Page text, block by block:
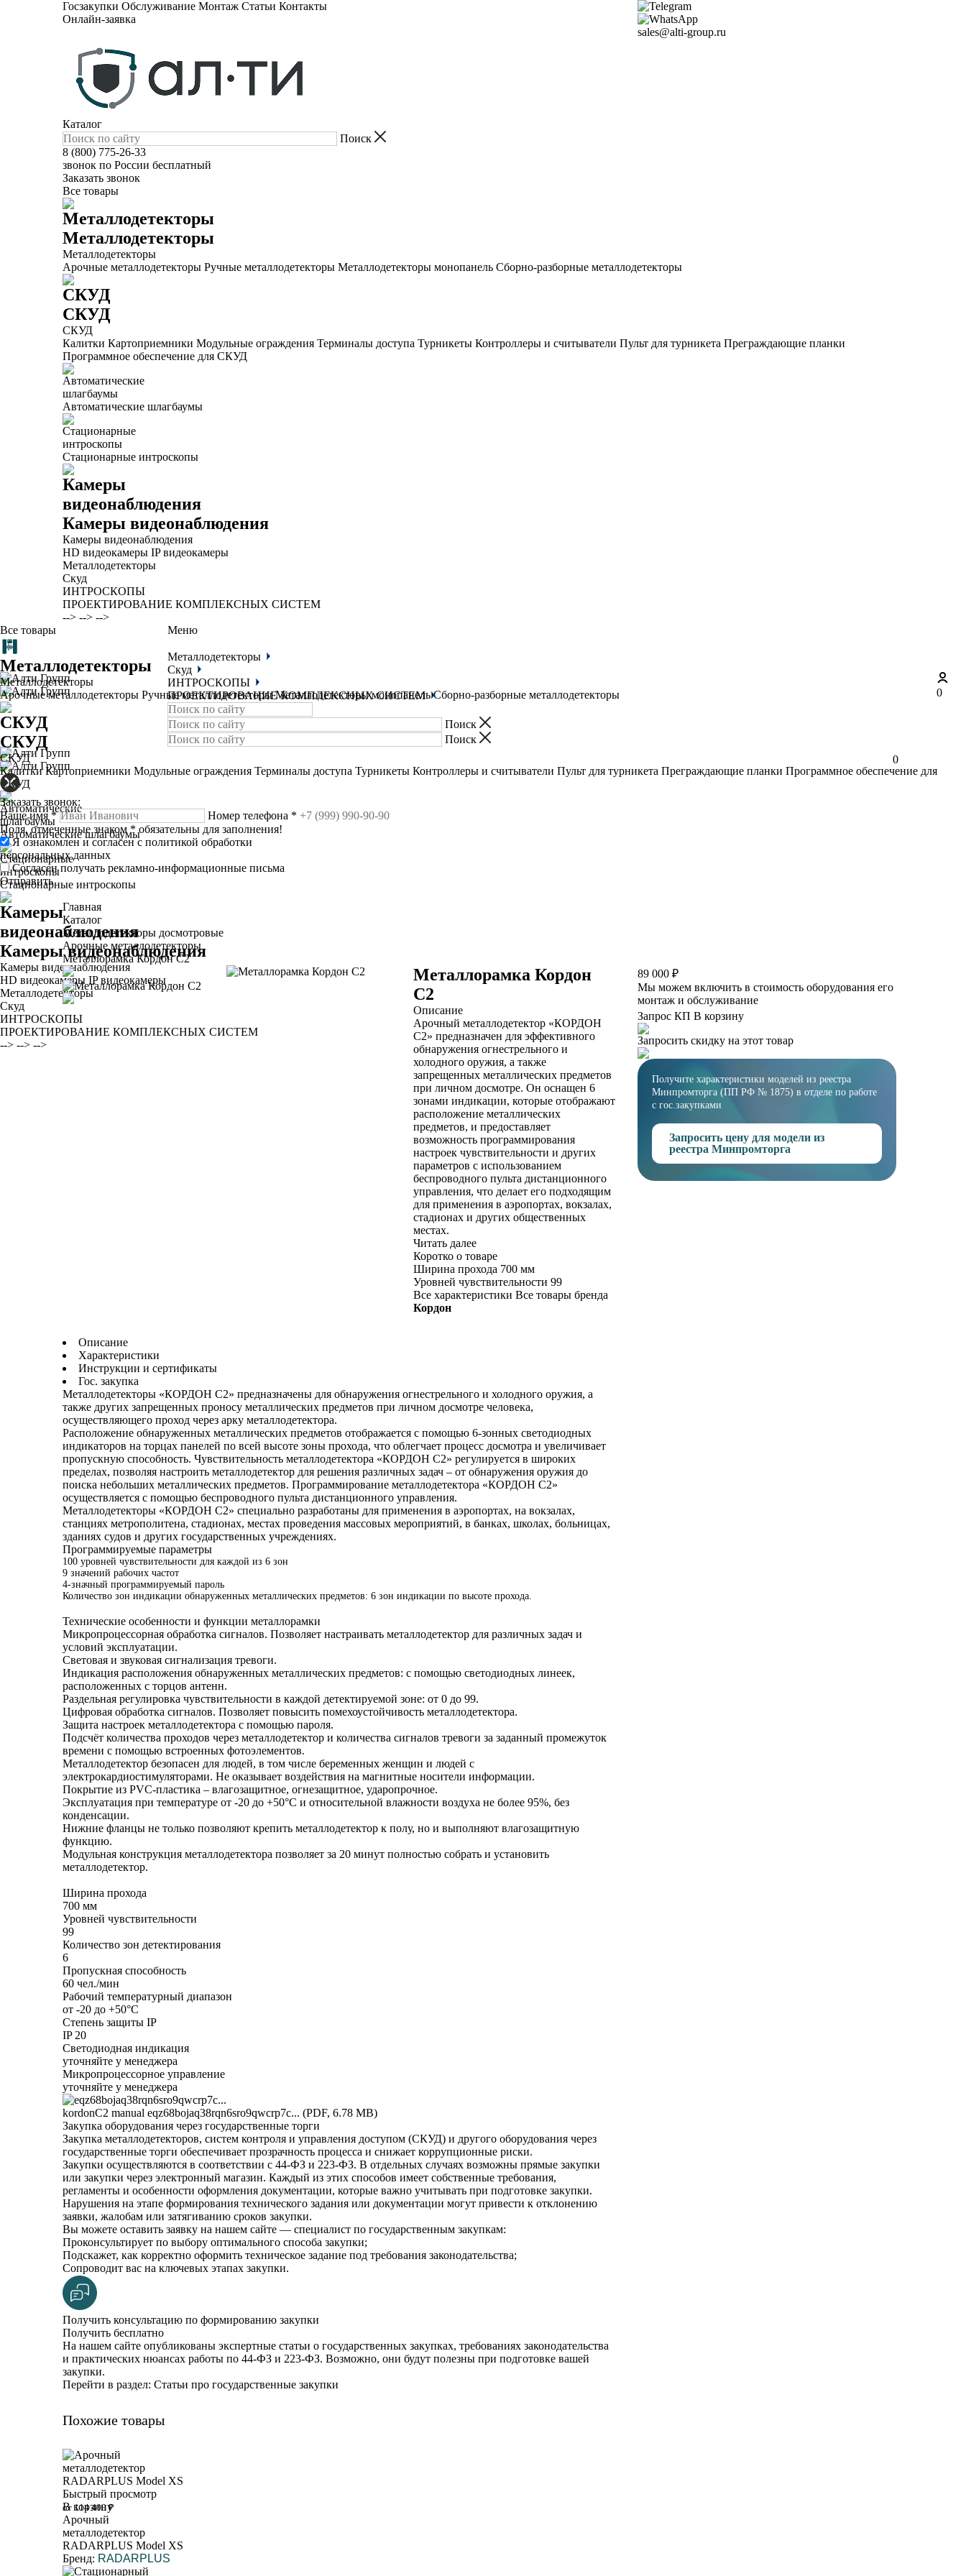
Госзакупки Обслуживание Монтаж Статьи Контакты
Онлайн-заявка
sales@alti-group.ru
Каталог
8 (800) 775-26-33
звонок по России бесплатный
Заказать звонок
Все товары
Металлодетекторы
Металлодетекторы
Арочные металлодетекторы Ручные металлодетекторы Металлодетекторы монопанель Сборно-разборные металлодетекторы
СКУД
СКУД
Калитки Картоприемники Модульные ограждения Терминалы доступа Турникеты Контроллеры и считыватели Пульт для турникета Преграждающие планки
Программное обеспечение для СКУД
Автоматические шлагбаумы
Стационарные интроскопы
Камеры видеонаблюдения
Камеры видеонаблюдения
HD видеокамеры IP видеокамеры
Металлодетекторы
Скуд
ИНТРОСКОПЫ
ПРОЕКТИРОВАНИЕ КОМПЛЕКСНЫХ СИСТЕМ
--> --> -->
Все товары
Металлодетекторы
Металлодетекторы
Арочные металлодетекторы Ручные металлодетекторы Металлодетекторы монопанель Сборно-разборные металлодетекторы
СКУД
СКУД
Калитки Картоприемники Модульные ограждения Терминалы доступа Турникеты Контроллеры и считыватели Пульт для турникета Преграждающие планки Программное обеспечение для
СКУД
Автоматические шлагбаумы
Стационарные интроскопы
Камеры видеонаблюдения
Камеры видеонаблюдения
HD видеокамеры IP видеокамеры
Металлодетекторы
Скуд
ИНТРОСКОПЫ
ПРОЕКТИРОВАНИЕ КОМПЛЕКСНЫХ СИСТЕМ
--> --> -->
Меню
Металлодетекторы
Скуд
ИНТРОСКОПЫ
ПРОЕКТИРОВАНИЕ КОМПЛЕКСНЫХ СИСТЕМ
0
0
Заказать звонок:
Ваше имя * Номер телефона *
Поля, отмеченные знаком * обязательны для заполнения!
Я ознакомлен и согласен с политикой обработки
персональных данных
Согласен получать рекламно-информационные письма
Отправить
Главная
Каталог
Металлодетекторы досмотровые
Арочные металлодетекторы
Металлорамка Кордон С2
Металлорамка Кордон
С2
Описание
Арочный металлодетектор «КОРДОН
С2» предназначен для эффективного
обнаружения огнестрельного и
холодного оружия, а также
запрещенных металлических предметов
при личном досмотре. Он оснащен 6
зонами индикации, которые отображают
расположение металлических
предметов, и предоставляет
возможность программирования
настроек чувствительности и других
параметров с использованием
беспроводного пульта дистанционного
управления, что делает его подходящим
для применения в аэропортах, вокзалах,
стадионах и других общественных
местах.
Читать далее
Коротко о товаре
Ширина прохода 700 мм
Уровней чувствительности 99
Все характеристики Все товары бренда
Кордон
Описание
Характеристики
Инструкции и сертификаты
Гос. закупка
Металлодетекторы «КОРДОН С2» предназначены для обнаружения огнестрельного и холодного оружия, а
также других запрещенных проносу металлических предметов при личном досмотре человека,
осуществляющего проход через арку металлодетектора.
Расположение обнаруженных металлических предметов отображается с помощью 6-зонных светодиодных
индикаторов на торцах панелей по всей высоте зоны прохода, что облегчает процесс досмотра и увеличивает
пропускную способность. Чувствительность металлодетектора «КОРДОН С2» регулируется в широких
пределах, позволяя настроить металлодетектор для решения различных задач – от обнаружения оружия до
поиска небольших металлических предметов. Программирование металлодетектора «КОРДОН С2»
осуществляется с помощью беспроводного пульта дистанционного управления.
Металлодетекторы «КОРДОН С2» специально разработаны для применения в аэропортах, на вокзалах,
станциях метрополитена, стадионах, местах проведения массовых мероприятий, в банках, школах, больницах,
зданиях судов и других государственных учреждениях.
Программируемые параметры
100 уровней чувствительности для каждой из 6 зон
9 значений рабочих частот
4-значный программируемый пароль
Количество зон индикации обнаруженных металлических предметов: 6 зон индикации по высоте прохода.
Технические особенности и функции металлорамки
Микропроцессорная обработка сигналов. Позволяет настраивать металлодетектор для различных задач и
условий эксплуатации.
Световая и звуковая сигнализация тревоги.
Индикация расположения обнаруженных металлических предметов: с помощью светодиодных линеек,
расположенных с торцов антенн.
Раздельная регулировка чувствительности в каждой детектируемой зоне: от 0 до 99.
Цифровая обработка сигналов. Позволяет повысить помехоустойчивость металлодетектора.
Защита настроек металлодетектора с помощью пароля.
Подсчёт количества проходов через металлодетектор и количества сигналов тревоги за заданный промежуток
времени с помощью встроенных фотоэлементов.
Металлодетектор безопасен для людей, в том числе беременных женщин и людей с
электрокардиостимуляторами. Не оказывает воздействия на магнитные носители информации.
Покрытие из PVC-пластика – влагозащитное, огнезащитное, ударопрочное.
Эксплуатация при температуре от -20 до +50°С и относительной влажности воздуха не более 95%, без
конденсации.
Нижние фланцы не только позволяют крепить металлодетектор к полу, но и выполняют влагозащитную
функцию.
Модульная конструкция металлодетектора позволяет за 20 минут полностью собрать и установить
металлодетектор.
Ширина прохода
700 мм
Уровней чувствительности
99
Количество зон детектирования
6
Пропускная способность
60 чел./мин
Рабочий температурный диапазон
от -20 до +50°С
Степень защиты IP
IP 20
Светодиодная индикация
уточняйте у менеджера
Микропроцессорное управление
уточняйте у менеджера
kordonC2 manual eqz68bojaq38rqn6sro9qwcrp7c... (PDF, 6.78 MB)
Закупка оборудования через государственные торги
Закупка металлодетекторов, систем контроля и управления доступом (СКУД) и другого оборудования через
государственные торги обеспечивает прозрачность процесса и снижает коррупционные риски.
Закупки осуществляются в соответствии с 44-ФЗ и 223-ФЗ. В отдельных случаях возможны прямые закупки
или закупки через электронный магазин. Каждый из этих способов имеет собственные требования,
регламенты и особенности оформления документации, которые важно учитывать при подготовке закупки.
Нарушения на этапе формирования технического задания или документации могут привести к отклонению
заявки, жалобам или затягиванию сроков закупки.
Вы можете оставить заявку на нашем сайте — специалист по государственным закупкам:
Проконсультирует по выбору оптимального способа закупки;
Подскажет, как корректно оформить техническое задание под требования законодательства;
Сопроводит вас на ключевых этапах закупки.
Получить консультацию по формированию закупки
Получить бесплатно
На нашем сайте опубликованы экспертные статьи о государственных закупках, требованиях законодательства
и практических нюансах работы по 44-ФЗ и 223-ФЗ. Возможно, они будут полезны при подготовке вашей
закупки.
Перейти в раздел: Статьи про государственные закупки
Похожие товары
Быстрый просмотр
В корзину
от 114 400 ₽
Арочный
металлодетектор
RADARPLUS Model XS
Бренд: RADARPLUS
89 000 ₽
Мы можем включить в стоимость оборудования его
монтаж и обслуживание
Запрос КП В корзину
Запросить скидку на этот товар
Получите характеристики моделей из реестра
Минпромторга (ПП РФ № 1875) в отделе по работе
с гос.закупками
Запросить цену для модели из
реестра Минпромторга